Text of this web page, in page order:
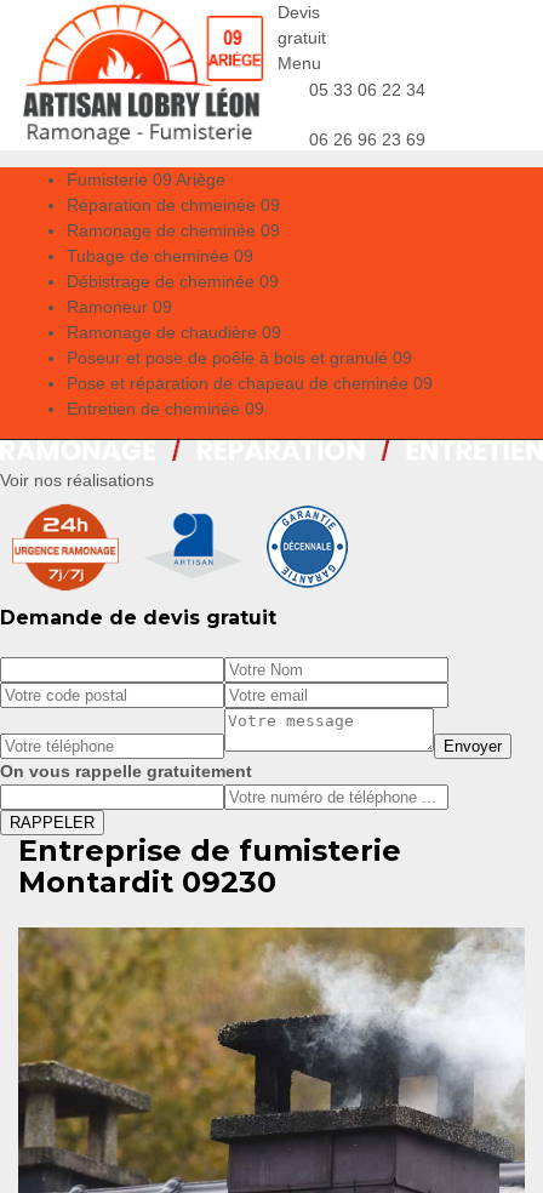
Devis
gratuit
Menu
05 33 06 22 34
06 26 96 23 69
Fumisterie 09 Ariège
Réparation de chmeinée 09
Ramonage de cheminée 09
Tubage de cheminée 09
Débistrage de cheminée 09
Ramoneur 09
Ramonage de chaudière 09
Poseur et pose de poêle à bois et granulé 09
Pose et réparation de chapeau de cheminée 09
Entretien de cheminée 09
Voir nos réalisations
Demande de devis gratuit
On vous rappelle gratuitement
Entreprise de fumisterie
Montardit 09230